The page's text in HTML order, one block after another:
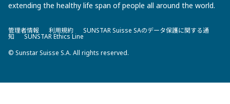
extending the healthy life span of people all around the world.
管理者情報 利用規約 SUNSTAR Suisse SAのデータ保護に関する通
知
SUNSTAR Ethics Line
© Sunstar Suisse S.A. All rights reserved.